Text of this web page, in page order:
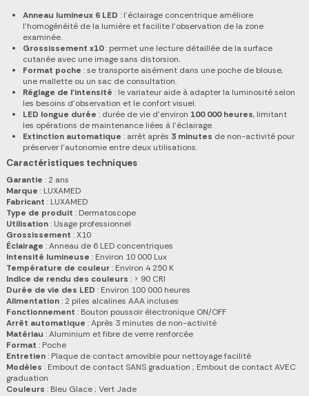
Anneau lumineux 6 LED : l'éclairage concentrique améliore
l'homogénéité de la lumière et facilite l'observation de la zone
examinée.
Grossissement x10: permet une lecture détaillée de la surface
cutanée avec une image sans distorsion.
Format poche : se transporte aisément dans une poche de blouse,
une mallette ou un sac de consultation.
Réglage de l'intensité : le variateur aide à adapter la luminosité selon
les besoins d'observation et le confort visuel.
LED longue durée : durée de vie d'environ 100 000 heures, limitant
les opérations de maintenance liées à l'éclairage.
Extinction automatique : arrêt après 3 minutes de non-activité pour
préserver l'autonomie entre deux utilisations.
Caractéristiques techniques
Garantie : 2 ans
Marque : LUXAMED
Fabricant : LUXAMED
Type de produit : Dermatoscope
Utilisation: Usage professionnel
Grossissement : X10
Éclairage : Anneau de 6 LED concentriques
Intensité lumineuse : Environ 10 000 Lux
Température de couleur: Environ 4 250 K
Indice de rendu des couleurs : > 90 CRI
Durée de vie des LED : Environ 100 000 heures
Alimentation: 2 piles alcalines AAA incluses
Fonctionnement : Bouton poussoir électronique ON/OFF
Arrêt automatique : Après 3 minutes de non-activité
Matériau : Aluminium et fibre de verre renforcée
Format : Poche
Entretien: Plaque de contact amovible pour nettoyage facilité
Modèles : Embout de contact SANS graduation ; Embout de contact AVEC
graduation
Couleurs : Bleu Glace ; Vert Jade